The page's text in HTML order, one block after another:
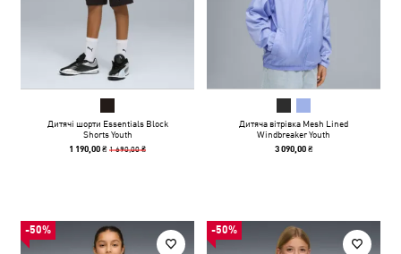
Дитячі шорти Essentials Block
Shorts Youth
1 190,00 ₴1 690,00 ₴
Дитяча вітрівка Mesh Lined
Windbreaker Youth
3 090,00 ₴
-50% -50%